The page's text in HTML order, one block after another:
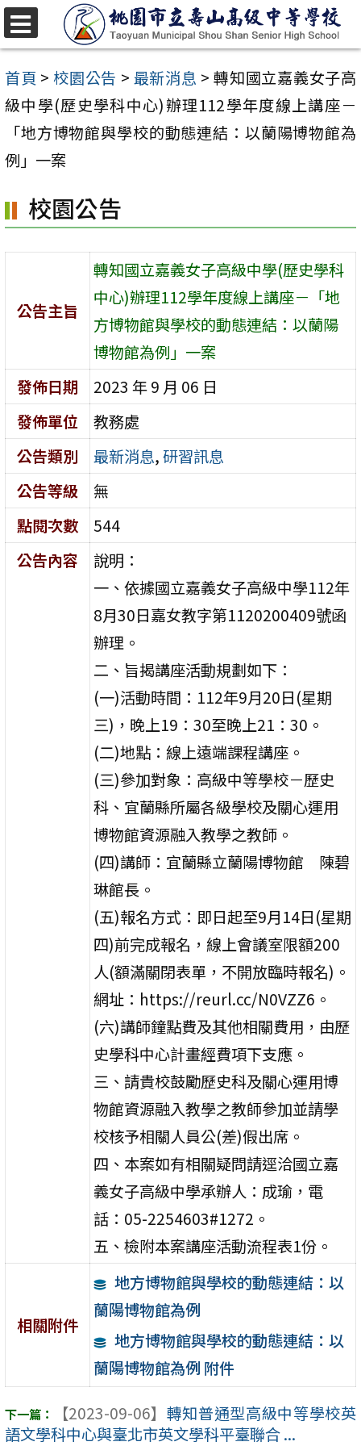
跳
至
主
要
容
首頁 > 校園公告 > 最新消息 > 轉知國立嘉義女子高
級中學(歷史學科中心)辦理112學年度線上講座－
「地方博物館與學校的動態連結：以蘭陽博物館為
例」一案
校園公告
公告主旨
轉知國立嘉義女子高級中學(歷史學科
中心)辦理112學年度線上講座－「地
方博物館與學校的動態連結：以蘭陽
博物館為例」一案
發佈日期
2023 年 9 月 06 日
發佈單位
教務處
公告類別
最新消息,研習訊息
公告等級
無
點閱次數
544
公告內容
說明：
一、依據國立嘉義女子高級中學112年
8月30日嘉女教字第1120200409號函
辦理。
二、旨揭講座活動規劃如下：
(一)活動時間：112年9月20日(星期
三)，晚上19：30至晚上21：30。
(二)地點：線上遠端課程講座。
(三)參加對象：高級中等學校－歷史
科、宜蘭縣所屬各級學校及關心運用
博物館資源融入教學之教師。
(四)講師：宜蘭縣立蘭陽博物館 陳碧
琳館長。
(五)報名方式：即日起至9月14日(星期
四)前完成報名，線上會議室限額200
人(額滿關閉表單，不開放臨時報名)。
網址：https://reurl.cc/N0VZZ6。
(六)講師鐘點費及其他相關費用，由歷
史學科中心計畫經費項下支應。
三、請貴校鼓勵歷史科及關心運用博
物館資源融入教學之教師參加並請學
校核予相關人員公(差)假出席。
四、本案如有相關疑問請逕洽國立嘉
義女子高級中學承辦人：成瑜，電
話：05-2254603#1272。
五、檢附本案講座活動流程表1份。
相關附件
地方博物館與學校的動態連結：以
蘭陽博物館為例
地方博物館與學校的動態連結：以
蘭陽博物館為例 附件
【2023-09-06】 轉知普通型高級中等學校英
語文學科中心與臺北市英文學科平臺聯合 ...
選
單